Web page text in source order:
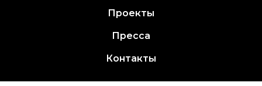
Проекты
Пресса
Контакты